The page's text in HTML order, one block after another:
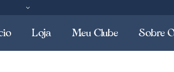
Loja Meu Clube Sobre